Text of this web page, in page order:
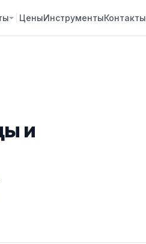
ЦеныИнструментыКонтакты
и